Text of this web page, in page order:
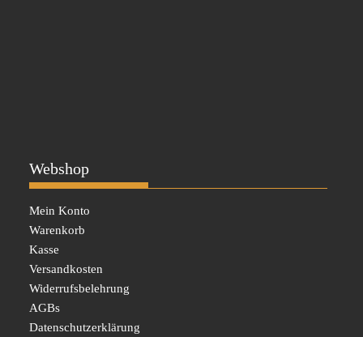
Webshop
Mein Konto
Warenkorb
Kasse
Versandkosten
Widerrufsbelehrung
AGBs
Datenschutzerklärung